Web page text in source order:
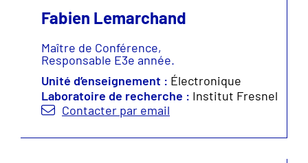
Fabien Lemarchand
Maître de Conférence,
Responsable E3e année.
Unité d’enseignement : Électronique
Laboratoire de recherche : Institut Fresnel
Contacter par email